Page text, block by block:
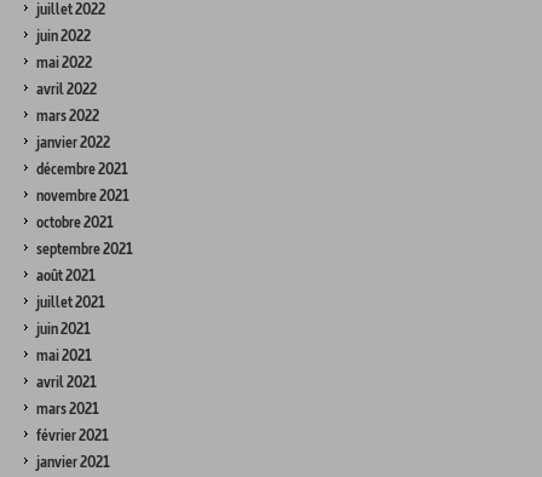
juillet 2022
juin 2022
mai 2022
avril 2022
mars 2022
janvier 2022
décembre 2021
novembre 2021
octobre 2021
septembre 2021
août 2021
juillet 2021
juin 2021
mai 2021
avril 2021
mars 2021
février 2021
janvier 2021